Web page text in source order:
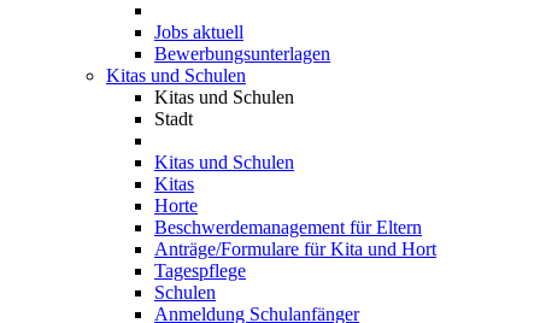
Jobs aktuell
Bewerbungsunterlagen
Kitas und Schulen
Kitas und Schulen
Stadt
Kitas und Schulen
Kitas
Horte
Beschwerdemanagement für Eltern
Anträge/Formulare für Kita und Hort
Tagespflege
Schulen
Anmeldung Schulanfänger